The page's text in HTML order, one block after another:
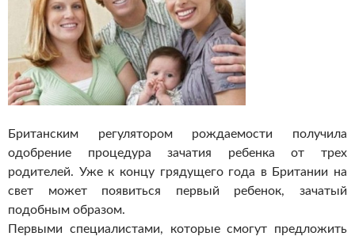
Британским регулятором рождаемости получила
одобрение процедура зачатия ребенка от трех
родителей. Уже к концу грядущего года в Британии на
свет может появиться первый ребенок, зачатый
подобным образом.
Первыми специалистами, которые смогут предложить